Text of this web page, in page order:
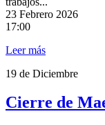
23 Febrero 2026
17:00
Leer más
19 de Diciembre
Cierre de